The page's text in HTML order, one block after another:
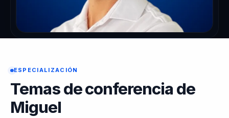
ESPECIALIZACIÓN
Temas de conferencia de
Miguel